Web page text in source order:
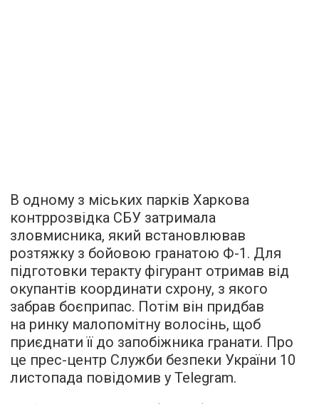
В одному з міських парків Харкова
контррозвідка СБУ затримала
зловмисника, який встановлював
розтяжку з бойовою гранатою Ф-1. Для
підготовки теракту фігурант отримав від
окупантів координати схрону, з якого
забрав боєприпас. Потім він придбав
на ринку малопомітну волосінь, щоб
приєднати її до запобіжника гранати. Про
це прес-центр Служби безпеки України 10
листопада повідомив у Telegram.